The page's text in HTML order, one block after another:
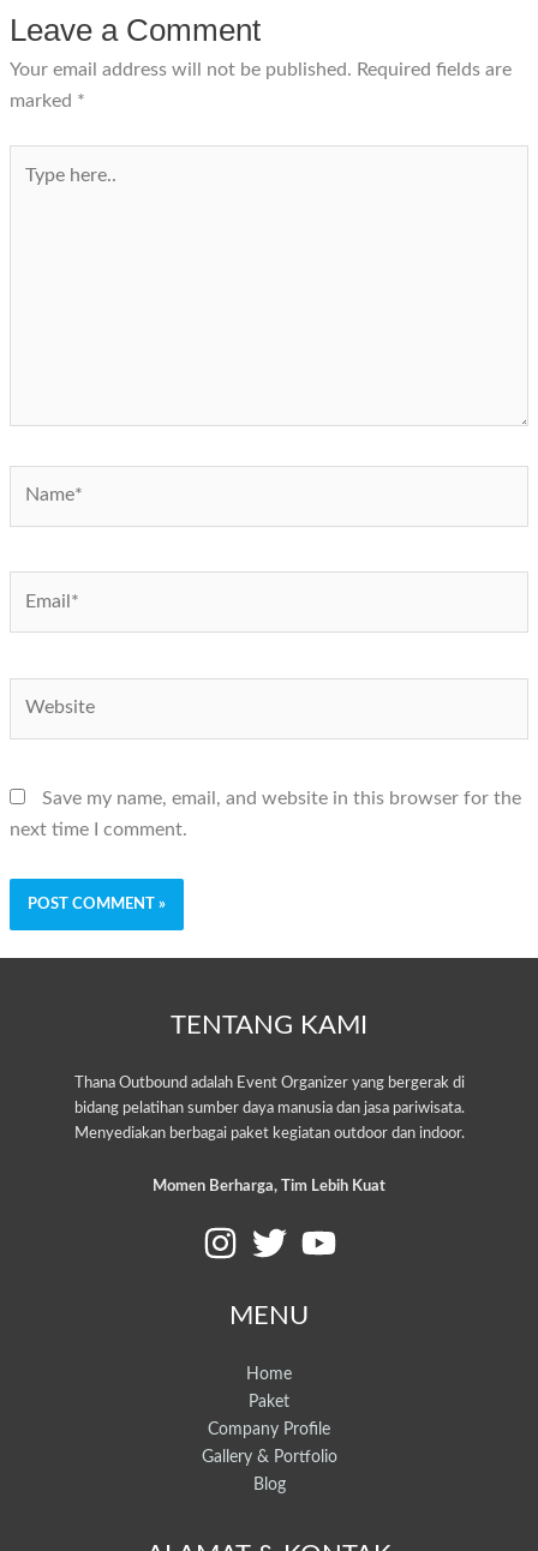
Leave a Comment
Your email address will not be published. Required fields are
marked *
here..
Save my name, email, and website in this browser for the
next time I comment.
TENTANG KAMI
Thana Outbound adalah Event Organizer yang bergerak di
bidang pelatihan sumber daya manusia dan jasa pariwisata.
Menyediakan berbagai paket kegiatan outdoor dan indoor.
Momen Berharga, Tim Lebih Kuat
MENU
Home
Paket
Company Profile
Gallery & Portfolio
Blog